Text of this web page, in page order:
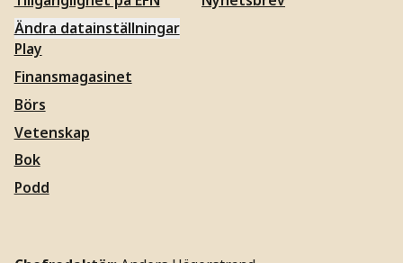
Ändra datainställningar
Play
Finansmagasinet
Börs
Vetenskap
Bok
Podd